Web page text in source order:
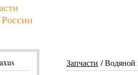
Запчасти Водяной